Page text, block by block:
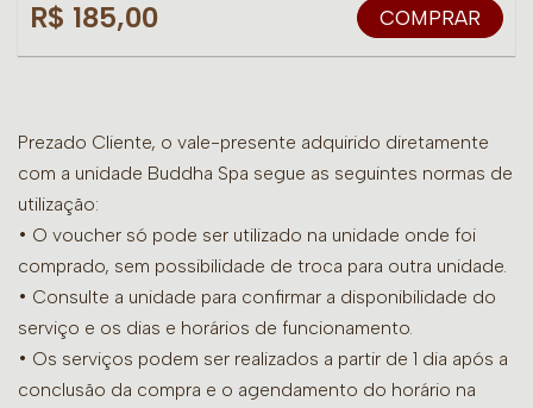
R$ 185,00 COMPRAR
Prezado Cliente, o vale-presente adquirido diretamente
com a unidade Buddha Spa segue as seguintes normas de
utilização:
• O voucher só pode ser utilizado na unidade onde foi
comprado, sem possibilidade de troca para outra unidade.
• Consulte a unidade para confirmar a disponibilidade do
serviço e os dias e horários de funcionamento.
• Os serviços podem ser realizados a partir de 1 dia após a
conclusão da compra e o agendamento do horário na